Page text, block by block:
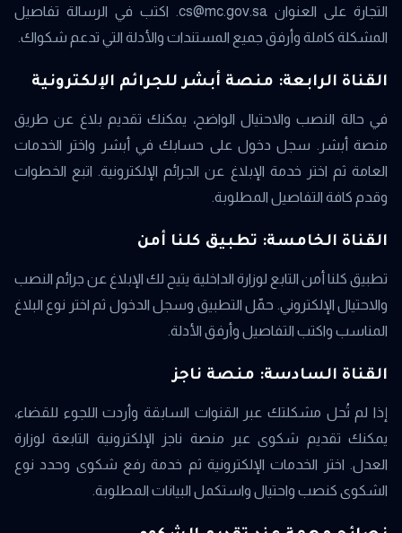
التجارة على العنوان cs@mc.gov.sa. اكتب في الرسالة تفاصيل
المشكلة كاملة وأرفق جميع المستندات والأدلة التي تدعم شكواك.
القناة الرابعة: منصة أبشر للجرائم الإلكترونية
في حالة النصب والاحتيال الواضح، يمكنك تقديم بلاغ عن طريق
منصة أبشر. سجل دخول على حسابك في أبشر واختر الخدمات
العامة ثم اختر خدمة الإبلاغ عن الجرائم الإلكترونية. اتبع الخطوات
وقدم كافة التفاصيل المطلوبة.
القناة الخامسة: تطبيق كلنا أمن
تطبيق كلنا أمن التابع لوزارة الداخلية يتيح لك الإبلاغ عن جرائم النصب
والاحتيال الإلكتروني. حمّل التطبيق وسجل الدخول ثم اختر نوع البلاغ
المناسب واكتب التفاصيل وأرفق الأدلة.
القناة السادسة: منصة ناجز
إذا لم تُحل مشكلتك عبر القنوات السابقة وأردت اللجوء للقضاء،
يمكنك تقديم شكوى عبر منصة ناجز الإلكترونية التابعة لوزارة
العدل. اختر الخدمات الإلكترونية ثم خدمة رفع شكوى وحدد نوع
الشكوى كنصب واحتيال واستكمل البيانات المطلوبة.